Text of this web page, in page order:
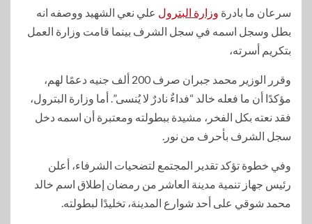
سرعان ما بادرة وزارة البترول علي نعي الشهيد ووصفه انه
بطل وسجل اسمه في سجل الشرف بينما قامت وزارة العمل
بتكريم أسرته،
وقرر الوزير محمد جبران صرف 200 ألف جنيه دعمًا لهم،
مؤكدًا أن ما فعله خالد “فداءٌ نادرٌ لا يُنسى”. أما وزارة البترول،
فقد نعته بكل الفخر، مشيدة ببطولته ومعتبرة أن اسمه دخل
سجل الشرف بأحرف من نور.
وفي خطوة تؤكد تقدير المجتمع لتضحيات الشرفاء، أعلن
رئيس جهاز تنمية مدينة العاشر من رمضان إطلاق اسم خالد
محمد شوقي على أحد شوارع المدينة، تخليدًا لبطولته.